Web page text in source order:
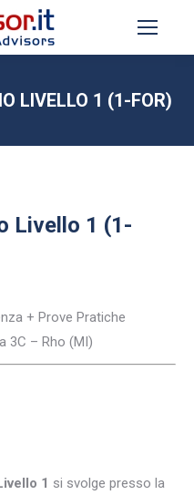
LIVELLO 1 (1-FOR)
Livello 1 (1-
+ Prove Pratiche
3C – Rho (MI)
1 si svolge presso la